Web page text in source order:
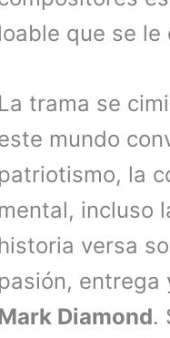
loable que se le
La trama se
mundo
patriotismo, la
mental, incluso
historia versa
pasión, entrega
Diamond.